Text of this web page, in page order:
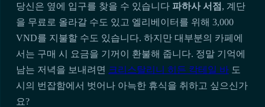
당신은 옆에 입구를 찾을 수 있습니다 파하사 서점 , 계단
을 무료로 올라갈 수도 있고 엘리베이터를 위해 3,000
VND를 지불할 수도 있습니다. 하지만 대부분의 카페에
서는 구매 시 요금을 기꺼이 환불해 줍니다. 정말 기억에
남는 저녁을 보내려면 크리스탈리니 히든 칵테일 바 도
시의 번잡함에서 벗어나 아늑한 휴식을 취하고 싶으신가
요?